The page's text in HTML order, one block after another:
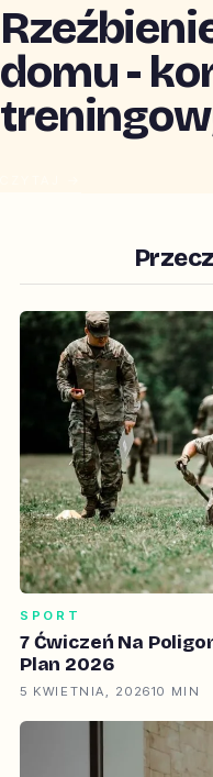
domu -
SPORT
7 Ćwiczeń Na
Plan 2026
5 KWIETNIA, 202610 MIN